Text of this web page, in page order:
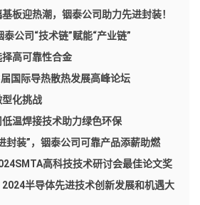
板迎热潮，铟泰公司助力先进封装！
公司“技术链”赋能“产业链”
高可靠性合金
国际导热散热发展高峰论坛
化挑战
温焊接技术助力绿色环保
封装”，铟泰公司可靠产品添薪助燃
高科技技术研讨会最佳论文奖
半导体先进技术创新发展和机遇大